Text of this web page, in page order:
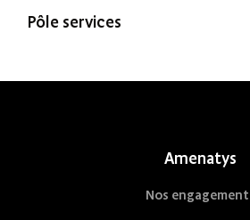
Mureno
Office Santé – Marque partenaire
Murébois
Pôle services
Amenatys
Nos